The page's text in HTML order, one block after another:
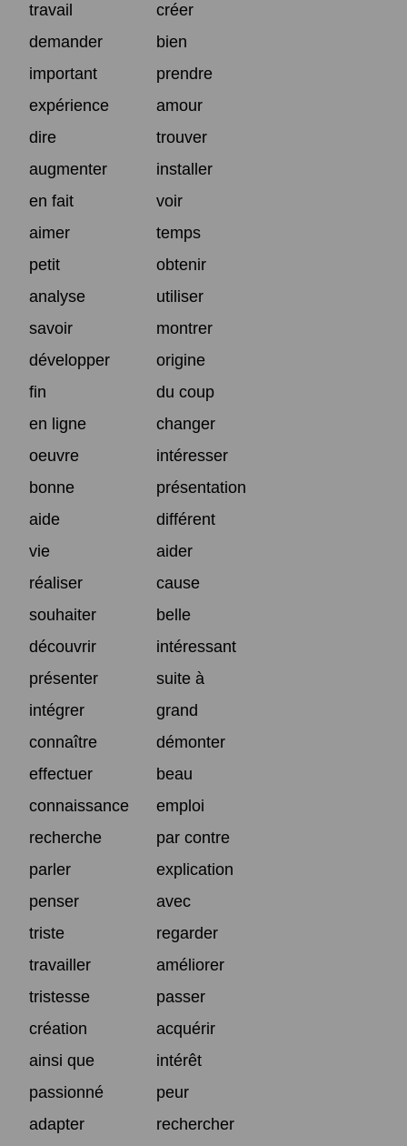
travail
créer
demander
bien
important
prendre
expérience
amour
dire
trouver
augmenter
installer
en fait
voir
aimer
temps
petit
obtenir
analyse
utiliser
savoir
montrer
développer
origine
fin
du coup
en ligne
changer
oeuvre
intéresser
bonne
présentation
aide
différent
vie
aider
réaliser
cause
souhaiter
belle
découvrir
intéressant
présenter
suite à
intégrer
grand
connaître
démonter
effectuer
beau
connaissance
emploi
recherche
par contre
parler
explication
penser
avec
triste
regarder
travailler
améliorer
tristesse
passer
création
acquérir
ainsi que
intérêt
passionné
peur
adapter
rechercher